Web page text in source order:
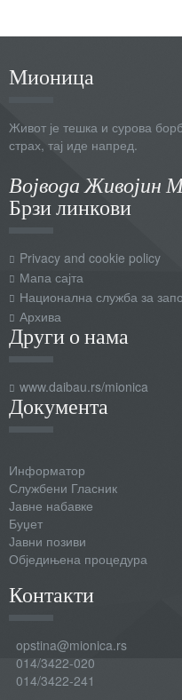
Мионица
Живот је тешка и сурова
страх, тај иде напред.
Војвода Живојин
Брзи линкови
Privacy and cookie policy
Мапа сајта
Национална служба за
Архива
Други о нама
www.daibau.rs/mionica
Документа
Информатор
Службени Гласник
Јавне набавке
Буџет
Јавни позиви
Обједињена процедура
Контакти
opstina@mionica.rs
014/3422-020
014/3422-241